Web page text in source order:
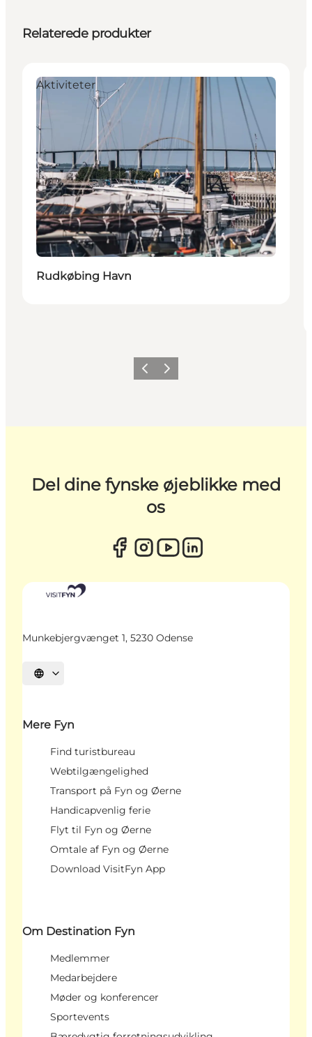
Relaterede produkter
Aktiviteter
Rudkøbing Havn
ForrigeNæste
Del dine fynske øjeblikke med
os
Munkebjergvænget 1, 5230 Odense
Vælg sprog
Mere Fyn
Find turistbureau
Webtilgængelighed
Transport på Fyn og Øerne
Handicapvenlig ferie
Flyt til Fyn og Øerne
Omtale af Fyn og Øerne
Download VisitFyn App
Om Destination Fyn
Medlemmer
Medarbejdere
Møder og konferencer
Sportevents